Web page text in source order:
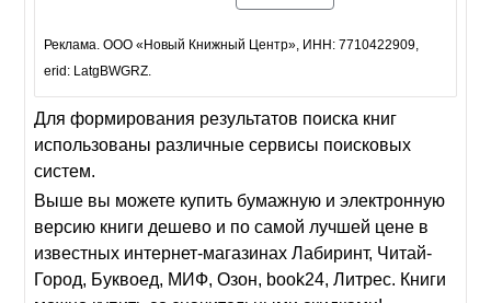
Реклама. ООО «Новый Книжный Центр», ИНН: 7710422909,
erid: LatgBWGRZ.
Для формирования результатов поиска книг
использованы различные сервисы поисковых
систем.
Выше вы можете купить бумажную и электронную
версию книги дешево и по самой лучшей цене в
известных интернет-магазинах Лабиринт, Читай-
Город, Буквоед, МИФ, Озон, book24, Литрес. Книги